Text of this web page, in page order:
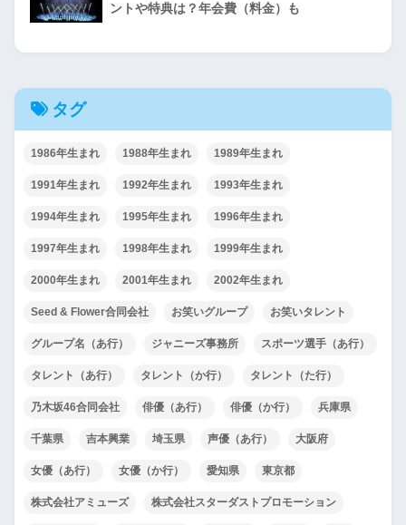
ントや特典は？年会費（料金）も
タグ
1986年生まれ 1988年生まれ 1989年生まれ
1991年生まれ 1992年生まれ 1993年生まれ
1994年生まれ 1995年生まれ 1996年生まれ
1997年生まれ 1998年生まれ 1999年生まれ
2000年生まれ 2001年生まれ 2002年生まれ
Seed & Flower合同会社 お笑いグループ お笑いタレント
グループ名（あ行） ジャニーズ事務所 スポーツ選手（あ行）
タレント（あ行） タレント（か行） タレント（た行）
乃木坂46合同会社 俳優（あ行） 俳優（か行） 兵庫県
千葉県 吉本興業 埼玉県 声優（あ行） 大阪府
女優（あ行） 女優（か行） 愛知県 東京都
株式会社アミューズ 株式会社スターダストプロモーション